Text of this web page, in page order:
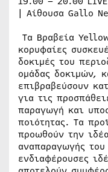
| Αίθουσα Gallo
Τα Βραβεία
κορυφαίες
δοκιμές του
ομάδας δοκιμών,
επιβραβεύσουν
για τις
παραγωγή και
ποιότητας. Τα
προωθούν την
αναπαραγωγής
ενδιαφέρουσες